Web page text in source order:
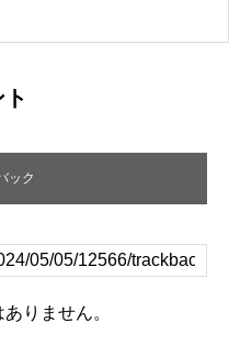
ック
りません。